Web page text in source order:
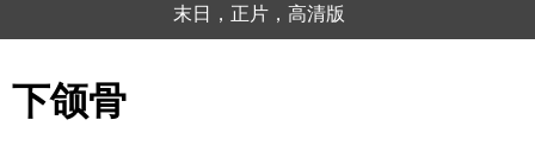
末日，正片，高清版
下颌骨